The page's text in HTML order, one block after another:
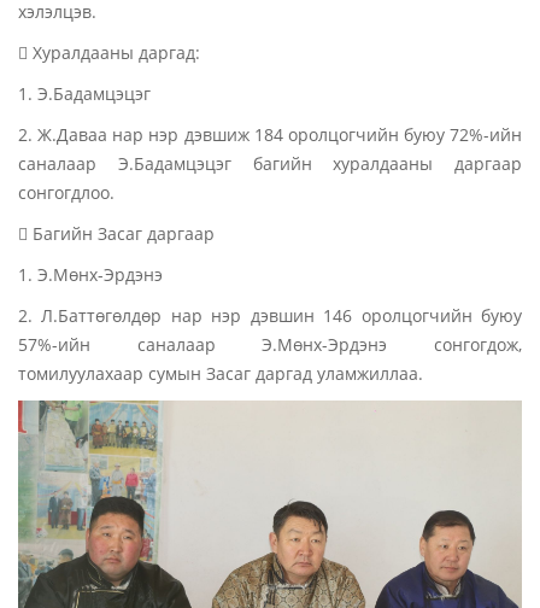
хэлэлцэв.
 Хуралдааны даргад:
1. Э.Бадамцэцэг
2. Ж.Даваа нар нэр дэвшиж 184 оролцогчийн буюу 72%-ийн
саналаар Э.Бадамцэцэг багийн хуралдааны даргаар
сонгогдлоо.
 Багийн Засаг даргаар
1. Э.Мөнх-Эрдэнэ
2. Л.Баттөгөлдөр нар нэр дэвшин 146 оролцогчийн буюу
57%-ийн саналаар Э.Мөнх-Эрдэнэ сонгогдож,
томилуулахаар сумын Засаг даргад уламжиллаа.